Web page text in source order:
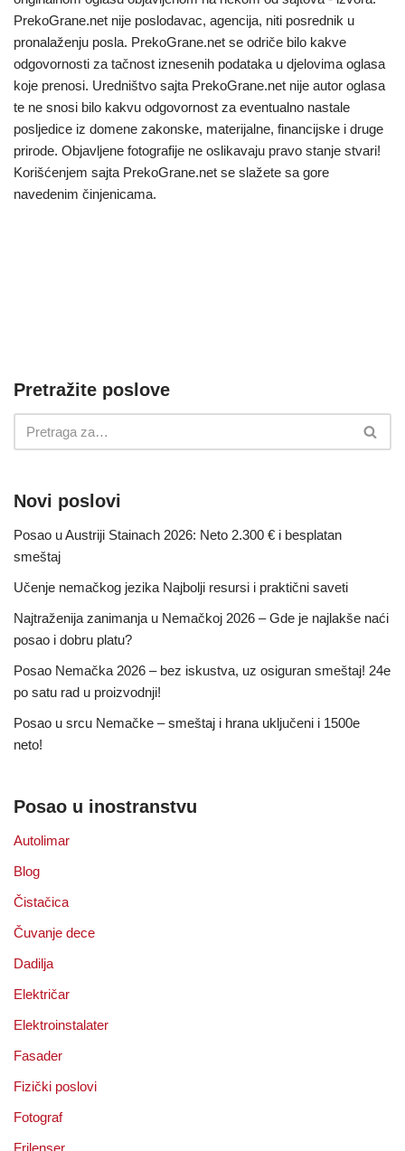
PrekoGrane.net nije poslodavac, agencija, niti posrednik u
pronalaženju posla. PrekoGrane.net se odriče bilo kakve
odgovornosti za tačnost iznesenih podataka u djelovima oglasa
koje prenosi. Uredništvo sajta PrekoGrane.net nije autor oglasa
te ne snosi bilo kakvu odgovornost za eventualno nastale
posljedice iz domene zakonske, materijalne, financijske i druge
prirode. Objavljene fotografije ne oslikavaju pravo stanje stvari!
Korišćenjem sajta PrekoGrane.net se slažete sa gore
navedenim činjenicama.
Pretražite poslove
Novi poslovi
Posao u Austriji Stainach 2026: Neto 2.300 € i besplatan
smeštaj
Učenje nemačkog jezika Najbolji resursi i praktični saveti
Najtraženija zanimanja u Nemačkoj 2026 – Gde je najlakše naći
posao i dobru platu?
Posao Nemačka 2026 – bez iskustva, uz osiguran smeštaj! 24e
po satu rad u proizvodnji!
Posao u srcu Nemačke – smeštaj i hrana uključeni i 1500e
neto!
Posao u inostranstvu
Autolimar
Blog
Čistačica
Čuvanje dece
Dadilja
Električar
Elektroinstalater
Fasader
Fizički poslovi
Fotograf
Frilenser